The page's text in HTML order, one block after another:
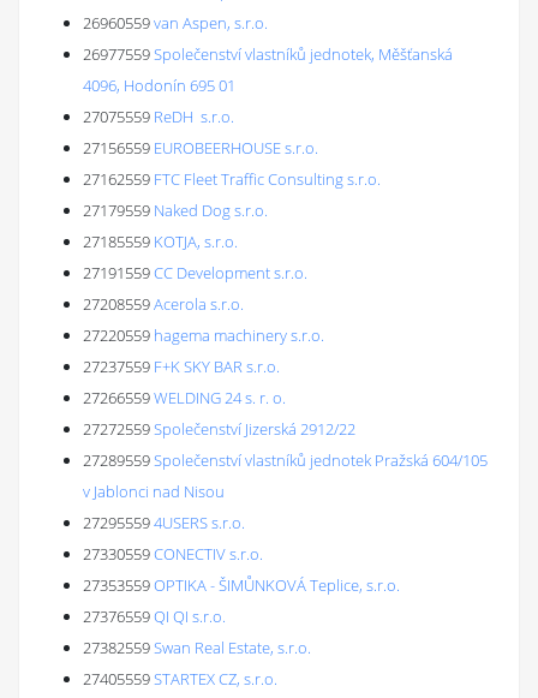
26960559van Aspen, s.r.o.
26977559Společenství vlastníků jednotek, Měšťanská
4096, Hodonín 695 01
27075559 ReDH s.r.o.
27156559 EUROBEERHOUSE s.r.o.
27162559 FTC Fleet Traffic Consulting s.r.o.
27179559 Naked Dog s.r.o.
27185559 KOTJA, s.r.o.
27191559CC Development s.r.o.
27208559Acerola s.r.o.
27220559 hagema machinery s.r.o.
27237559 F+K SKY BAR s.r.o.
27266559WELDING 24 s. r. o.
27272559Společenství Jizerská 2912/22
27289559Společenství vlastníků jednotek Pražská 604/105
v Jablonci nad Nisou
272955594USERS s.r.o.
27330559CONECTIV s.r.o.
27353559OPTIKA - ŠIMŮNKOVÁ Teplice, s.r.o.
27376559QI QI s.r.o.
27382559Swan Real Estate, s.r.o.
27405559STARTEX CZ, s.r.o.